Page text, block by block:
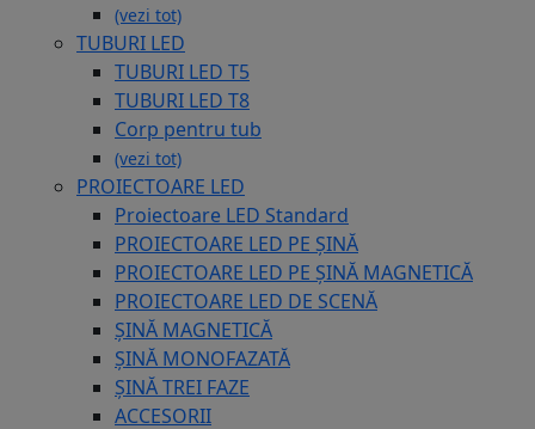
(vezi tot)
TUBURI LED
TUBURI LED T5
TUBURI LED T8
Corp pentru tub
(vezi tot)
PROIECTOARE LED
Proiectoare LED Standard
PROIECTOARE LED PE ȘINĂ
PROIECTOARE LED PE ȘINĂ MAGNETICĂ
PROIECTOARE LED DE SCENĂ
ȘINĂ MAGNETICĂ
ȘINĂ MONOFAZATĂ
ȘINĂ TREI FAZE
ACCESORII